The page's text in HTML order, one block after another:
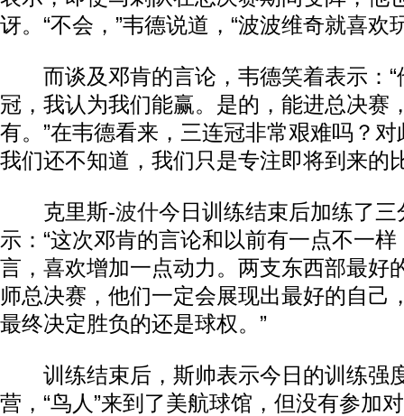
讶。“不会，”韦德说道，“波波维奇就喜欢
而谈及邓肯的言论，韦德笑着表示：“
冠，我认为我们能赢。是的，能进总决赛
有。”在韦德看来，三连冠非常艰难吗？对
我们还不知道，我们只是专注即将到来的
克里斯-波什今日训练结束后加练了三
示：“这次邓肯的言论和以前有一点不一
言，喜欢增加一点动力。两支东西部最好
师总决赛，他们一定会展现出最好的自己
最终决定胜负的还是球权。”
训练结束后，斯帅表示今日的训练强
营，“鸟人”来到了美航球馆，但没有参加